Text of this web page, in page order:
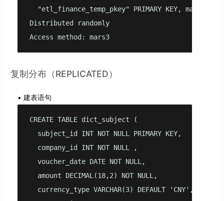
"etl_finance_temp_pkey" PRIMARY KEY,
Distributed randomly
Access method: mars3
复制分布（REPLICATED）
建表语句
CREATE TABLE dict_subject (
  subject_id INT NOT NULL PRIMARY KEY,
  company_id INT NOT NULL ,
  voucher_date DATE NOT NULL,
  amount DECIMAL(18,2) NOT NULL,
  currency_type VARCHAR(3) DEFAULT 'CNY',